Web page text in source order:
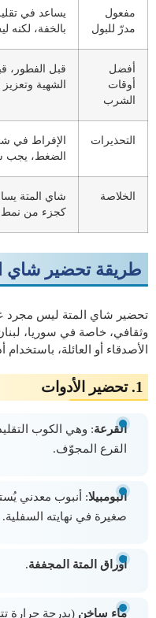
مفعول
مدرّ للبول
يساعد في
بالخفة، لكنه
أفضل
أوقات
الشرب
قبل الفطور،
الشهية وتعزيز
التحذيرات
الإفراط في
الضغط، يجب
الخلاصة
شاي المتة
كجزء من نمط
طريقة تحضير شاي
تحضير شاي المتة ليس مجرد
وثقافي، خاصة في سوريا،
الأصدقاء أو العائلة،
1. تحضير الأدوات
القرعة: وهي الكوب
القرع المجوّف.
البومبيلا: أنبوب معدني
صغيرة في نهايته السفلية.
أوراق المتة المجففة.
ماء ساخن